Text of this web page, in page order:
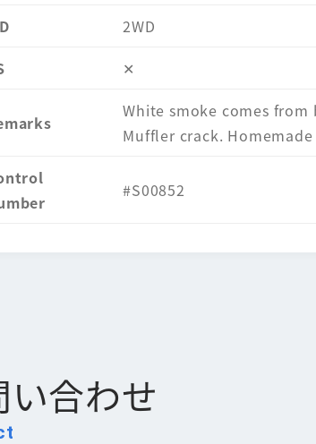
2WD
✕
White smoke comes
Muffler crack.
#S00852
い合わせ